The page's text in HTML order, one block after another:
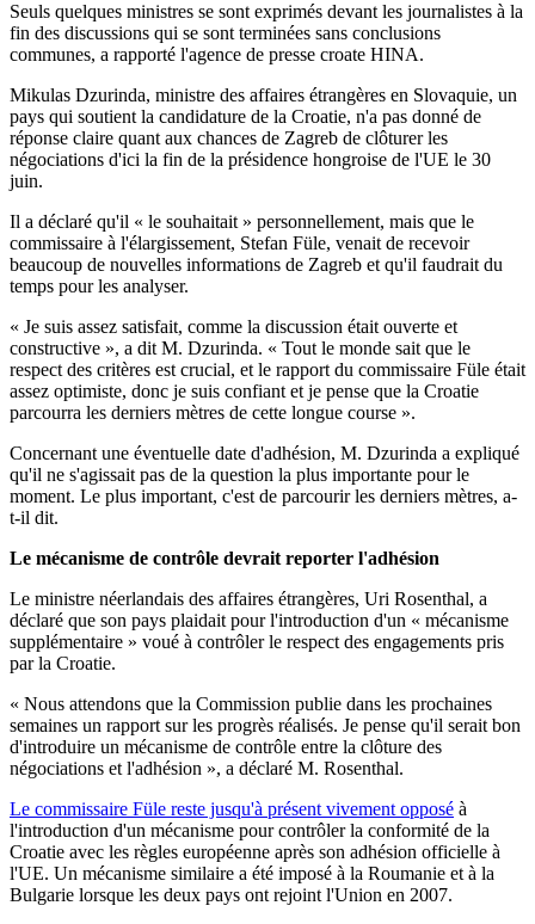
Seuls quelques ministres se sont exprimés devant les journalistes à la
fin des discussions qui se sont terminées sans conclusions
communes, a rapporté l'agence de presse croate HINA.
Mikulas Dzurinda, ministre des affaires étrangères en Slovaquie, un
pays qui soutient la candidature de la Croatie, n'a pas donné de
réponse claire quant aux chances de Zagreb de clôturer les
négociations d'ici la fin de la présidence hongroise de l'UE le 30
juin.
Il a déclaré qu'il « le souhaitait » personnellement, mais que le
commissaire à l'élargissement, Stefan Füle, venait de recevoir
beaucoup de nouvelles informations de Zagreb et qu'il faudrait du
temps pour les analyser.
« Je suis assez satisfait, comme la discussion était ouverte et
constructive », a dit M. Dzurinda. « Tout le monde sait que le
respect des critères est crucial, et le rapport du commissaire Füle était
assez optimiste, donc je suis confiant et je pense que la Croatie
parcourra les derniers mètres de cette longue course ».
Concernant une éventuelle date d'adhésion, M. Dzurinda a expliqué
qu'il ne s'agissait pas de la question la plus importante pour le
moment. Le plus important, c'est de parcourir les derniers mètres, a-
t-il dit.
Le mécanisme de contrôle devrait reporter l'adhésion
Le ministre néerlandais des affaires étrangères, Uri Rosenthal, a
déclaré que son pays plaidait pour l'introduction d'un « mécanisme
supplémentaire » voué à contrôler le respect des engagements pris
par la Croatie.
« Nous attendons que la Commission publie dans les prochaines
semaines un rapport sur les progrès réalisés. Je pense qu'il serait bon
d'introduire un mécanisme de contrôle entre la clôture des
négociations et l'adhésion », a déclaré M. Rosenthal.
Le commissaire Füle reste jusqu'à présent vivement opposé à
l'introduction d'un mécanisme pour contrôler la conformité de la
Croatie avec les règles européenne après son adhésion officielle à
l'UE. Un mécanisme similaire a été imposé à la Roumanie et à la
Bulgarie lorsque les deux pays ont rejoint l'Union en 2007.